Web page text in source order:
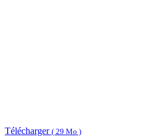
Télécharger ( 29 Mo )